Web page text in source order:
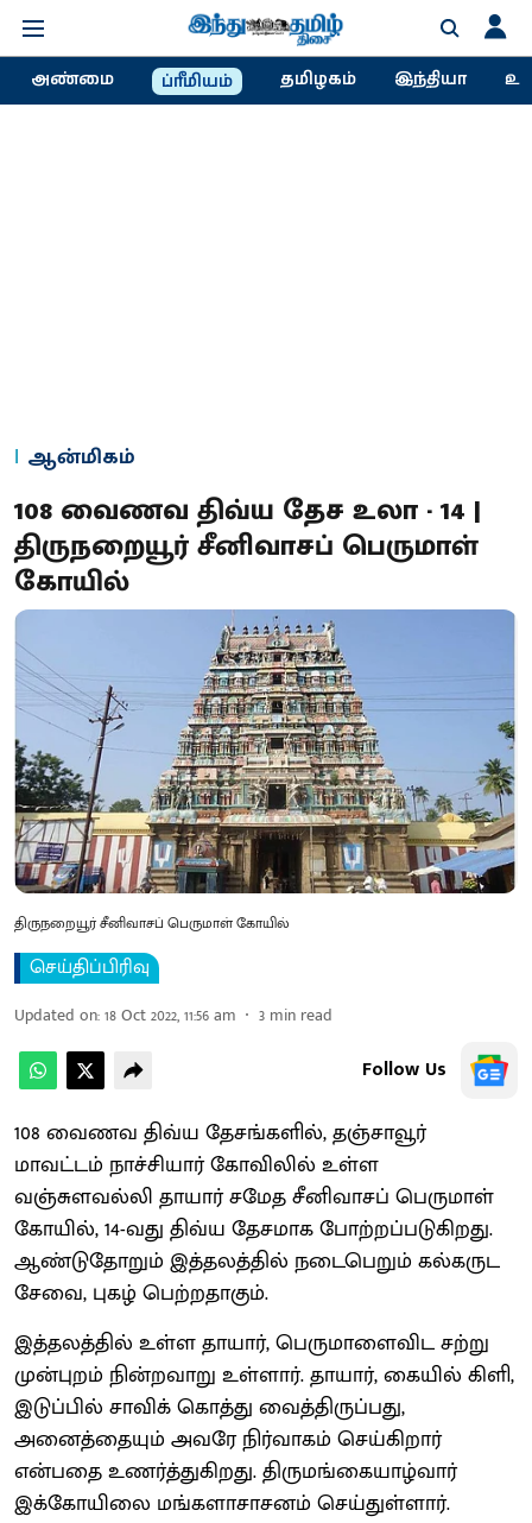
அண்மை ப்ரீமியம் தமிழகம் இந்தியா
ஆன்மிகம்
108 வைணவ திவ்ய தேச உலா - 14 |
திருநறையூர் சீனிவாசப் பெருமாள்
கோயில்
திருநறையூர் சீனிவாசப் பெருமாள் கோயில்
செய்திப்பிரிவு
Updated on:18 Oct 2022, 11:56 am 3 min read
Follow Us
108 வைணவ திவ்ய தேசங்களில், தஞ்சாவூர்
மாவட்டம் நாச்சியார் கோவிலில் உள்ள
வஞ்சுளவல்லி தாயார் சமேத சீனிவாசப் பெருமாள்
கோயில், 14-வது திவ்ய தேசமாக போற்றப்படுகிறது.
ஆண்டுதோறும் இத்தலத்தில் நடைபெறும் கல்கருட
சேவை, புகழ் பெற்றதாகும்.
இத்தலத்தில் உள்ள தாயார், பெருமாளைவிட சற்று
முன்புறம் நின்றவாறு உள்ளார். தாயார், கையில் கிளி,
இடுப்பில் சாவிக் கொத்து வைத்திருப்பது,
அனைத்தையும் அவரே நிர்வாகம் செய்கிறார்
என்பதை உணர்த்துகிறது. திருமங்கையாழ்வார்
இக்கோயிலை மங்களாசாசனம் செய்துள்ளார்.